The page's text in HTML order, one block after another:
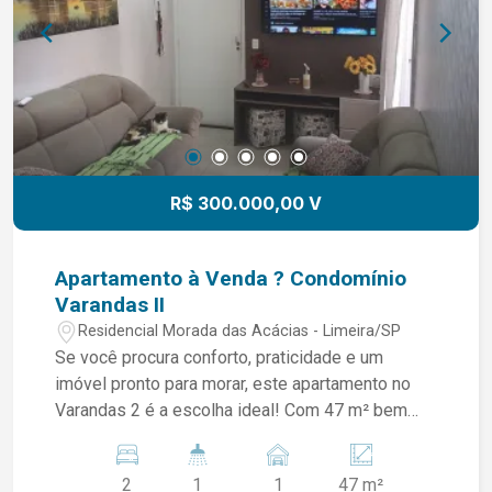
R$ 300.000,00 V
Apartamento à Venda ? Condomínio
Varandas II
Residencial Morada das Acácias - Limeira/SP
Se você procura conforto, praticidade e um
imóvel pronto para morar, este apartamento no
Varandas 2 é a escolha ideal! Com 47 m² bem
aconchegantes e totalmente planejados. 47 m²
2 1 1 47 m²